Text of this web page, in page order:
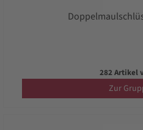
282 Artikel
Zur